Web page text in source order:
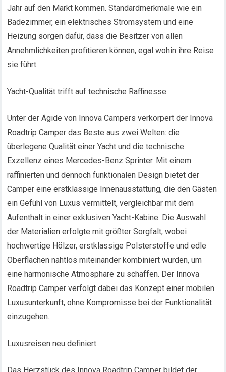
Jahr auf den Markt kommen. Standardmerkmale wie ein
Badezimmer, ein elektrisches Stromsystem und eine
Heizung sorgen dafür, dass die Besitzer von allen
Annehmlichkeiten profitieren können, egal wohin ihre Reise
sie führt.
Yacht-Qualität trifft auf technische Raffinesse
Unter der Ägide von Innova Campers verkörpert der Innova
Roadtrip Camper das Beste aus zwei Welten: die
überlegene Qualität einer Yacht und die technische
Exzellenz eines Mercedes-Benz Sprinter. Mit einem
raffinierten und dennoch funktionalen Design bietet der
Camper eine erstklassige Innenausstattung, die den Gästen
ein Gefühl von Luxus vermittelt, vergleichbar mit dem
Aufenthalt in einer exklusiven Yacht-Kabine. Die Auswahl
der Materialien erfolgte mit größter Sorgfalt, wobei
hochwertige Hölzer, erstklassige Polsterstoffe und edle
Oberflächen nahtlos miteinander kombiniert wurden, um
eine harmonische Atmosphäre zu schaffen. Der Innova
Roadtrip Camper verfolgt dabei das Konzept einer mobilen
Luxusunterkunft, ohne Kompromisse bei der Funktionalität
einzugehen.
Luxusreisen neu definiert